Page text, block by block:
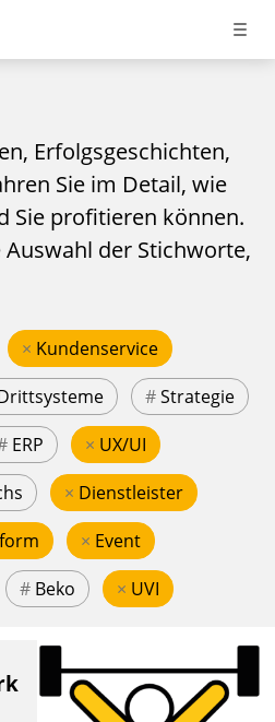
Erfolgsgeschichten,
Sie im Detail, wie
Sie profitieren können.
Auswahl der Stichworte,
× Kundenservice
#Strategie
ERP × UX/UI
× Dienstleister
× Event
# Beko × UVI